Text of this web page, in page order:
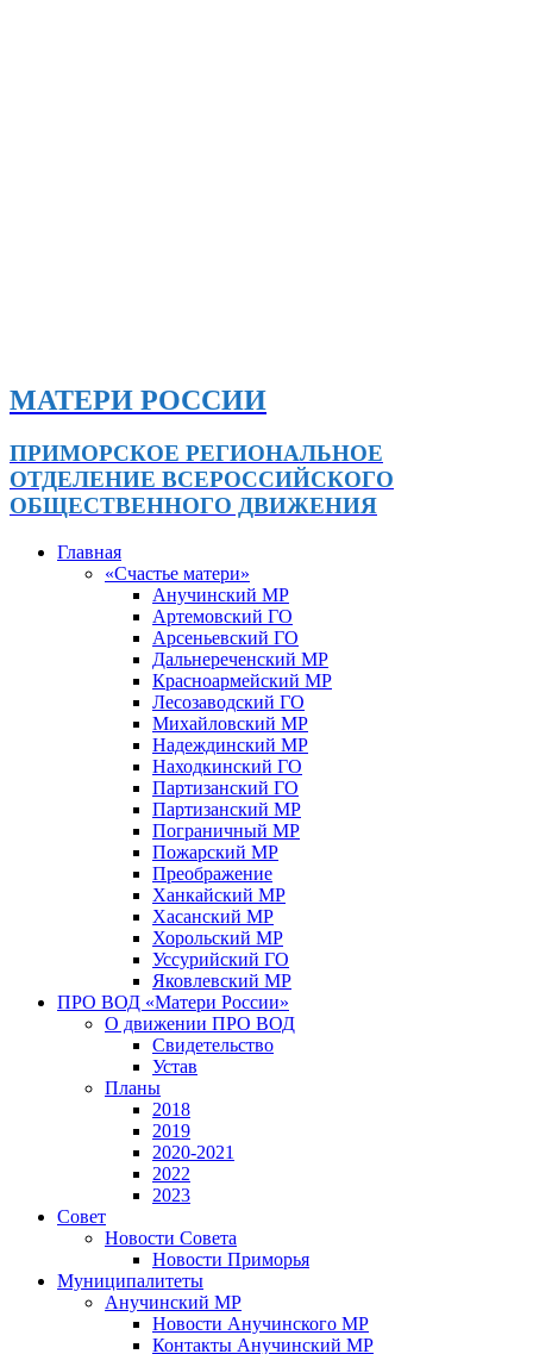
МАТЕРИ РОССИИ
ПРИМОРСКОЕ РЕГИОНАЛЬНОЕ
ОТДЕЛЕНИЕ ВСЕРОССИЙСКОГО
ОБЩЕСТВЕННОГО ДВИЖЕНИЯ
Главная
«Счастье матери»
Анучинский МР
Артемовский ГО
Арсеньевский ГО
Дальнереченский МР
Красноармейский МР
Лесозаводский ГО
Михайловский МР
Надеждинский МР
Находкинский ГО
Партизанский ГО
Партизанский МР
Пограничный МР
Пожарский МР
Преображение
Ханкайский МР
Хасанский МР
Хорольский МР
Уссурийский ГО
Яковлевский МР
ПРО ВОД «Матери России»
О движении ПРО ВОД
Свидетельство
Устав
Планы
2018
2019
2020-2021
2022
2023
Совет
Новости Совета
Новости Приморья
Муниципалитеты
Анучинский МР
Новости Анучинского МР
Контакты Анучинский МР